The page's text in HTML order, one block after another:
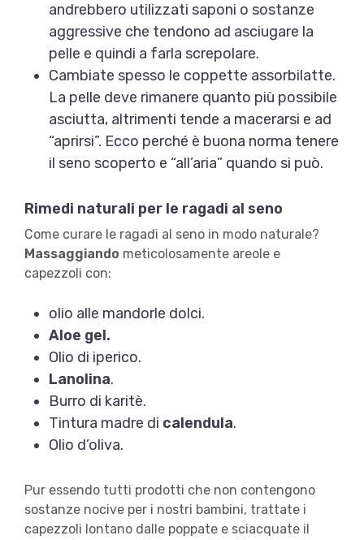
andrebbero utilizzati saponi o sostanze
aggressive che tendono ad asciugare la
pelle e quindi a farla screpolare.
Cambiate spesso le coppette assorbilatte.
La pelle deve rimanere quanto più possibile
asciutta, altrimenti tende a macerarsi e ad
“aprirsi”. Ecco perché è buona norma tenere
il seno scoperto e “all’aria” quando si può.
Rimedi naturali per le ragadi al seno
Come curare le ragadi al seno in modo naturale?
Massaggiando meticolosamente areole e
capezzoli con:
olio alle mandorle dolci.
Aloe gel.
Olio di iperico.
Lanolina.
Burro di karitè.
Tintura madre di calendula.
Olio d’oliva.
Pur essendo tutti prodotti che non contengono
sostanze nocive per i nostri bambini, trattate i
capezzoli lontano dalle poppate e sciacquate il